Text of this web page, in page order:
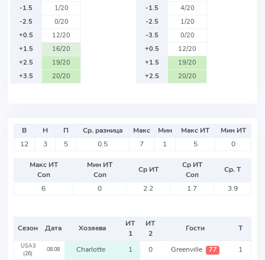
-1.5
1/20
-2.5
0/20
+0.5
12/20
+1.5
16/20
+2.5
19/20
+3.5
20/20
-1.5
4/20
-2.5
1/20
-3.5
0/20
+0.5
12/20
+1.5
19/20
+2.5
20/20
В Н П Ср. разница Макс Мин Макс ИТ
Мин ИТ
12
3 5 0.5 7 1 5 0
Макс ИТ
Соп
Мин ИТ
Соп
Ср ИТ
Ср ИТ
Соп
Ср. Т
6
0 2.2 1.7 3.9
Сезон Дата Хозяева
ИТ
1
ИТ
2
Гости Т
USA3
(26)
08.08 Charlotte 1 0 Greenville 77 1